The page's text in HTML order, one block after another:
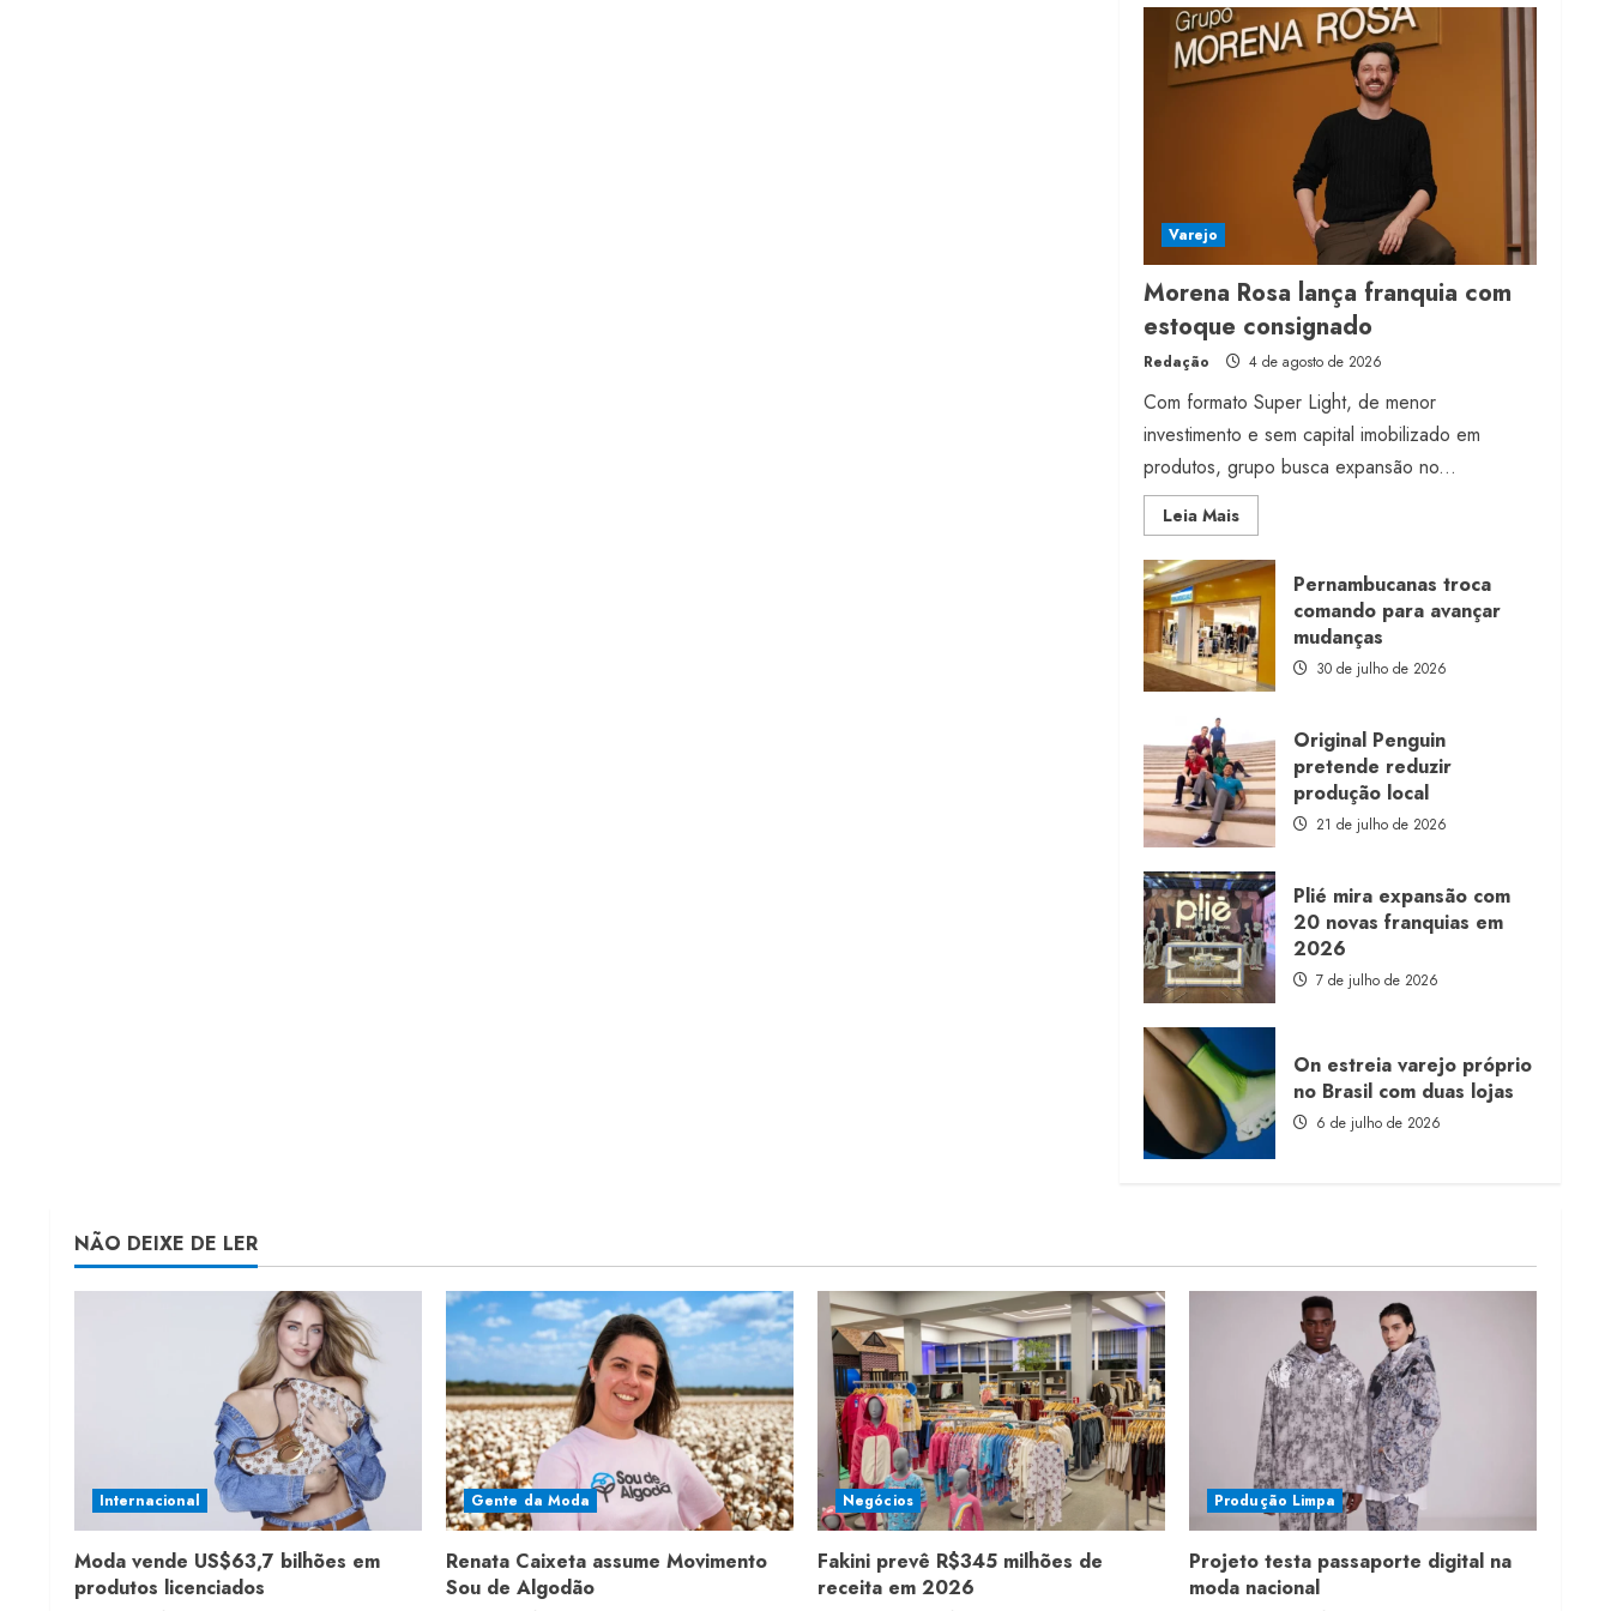
Projeto testa passaporte
digital na moda nacional
4 de agosto de 2026
Morena Rosa lança
franquia com estoque
consignado
4 de agosto de 2026
Varejo
Morena Rosa lança franquia com
estoque consignado
Redação 4 de agosto de 2026
Com formato Super Light, de menor
investimento e sem capital imobilizado em
produtos, grupo busca expansão no...
Leia MaisRead
more
Morena
Rosa
lança
franquia
com
estoque
consignado
Pernambucanas troca
comando para avançar
mudanças
30 de julho de 2026
Original Penguin
pretende reduzir
produção local
21 de julho de 2026
Plié mira expansão com
20 novas franquias em
2026
7 de julho de 2026
On estreia varejo próprio
no Brasil com duas lojas
6 de julho de 2026
NÃO DEIXE DE LER
Internacional
Moda vende US$63,7 bilhões em
produtos licenciados
Gente da Moda
Renata Caixeta assume Movimento
Sou de Algodão
Negócios
Fakini prevê R$345 milhões de
receita em 2026
Produção Limpa
Projeto testa passaporte digital na
moda nacional